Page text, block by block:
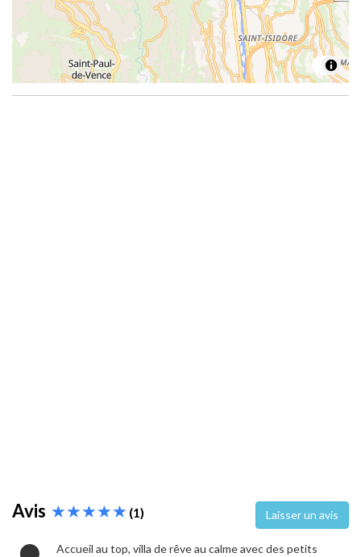
Avis (1) Laisser un avis
Accueil au top, villa de rêve au calme avec des petits